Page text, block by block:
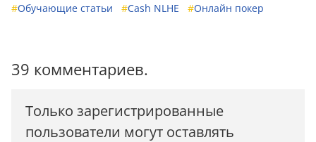
#Обучающие статьи #Cash NLHE #Онлайн покер
39 комментариев.
Только зарегистрированные
пользователи могут оставлять